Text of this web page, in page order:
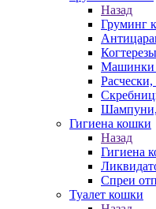
Назад
Груминг
Когтерезы
Машинки
Гигиена кошки
Назад
Гигиена
Спреи
Туалет кошки